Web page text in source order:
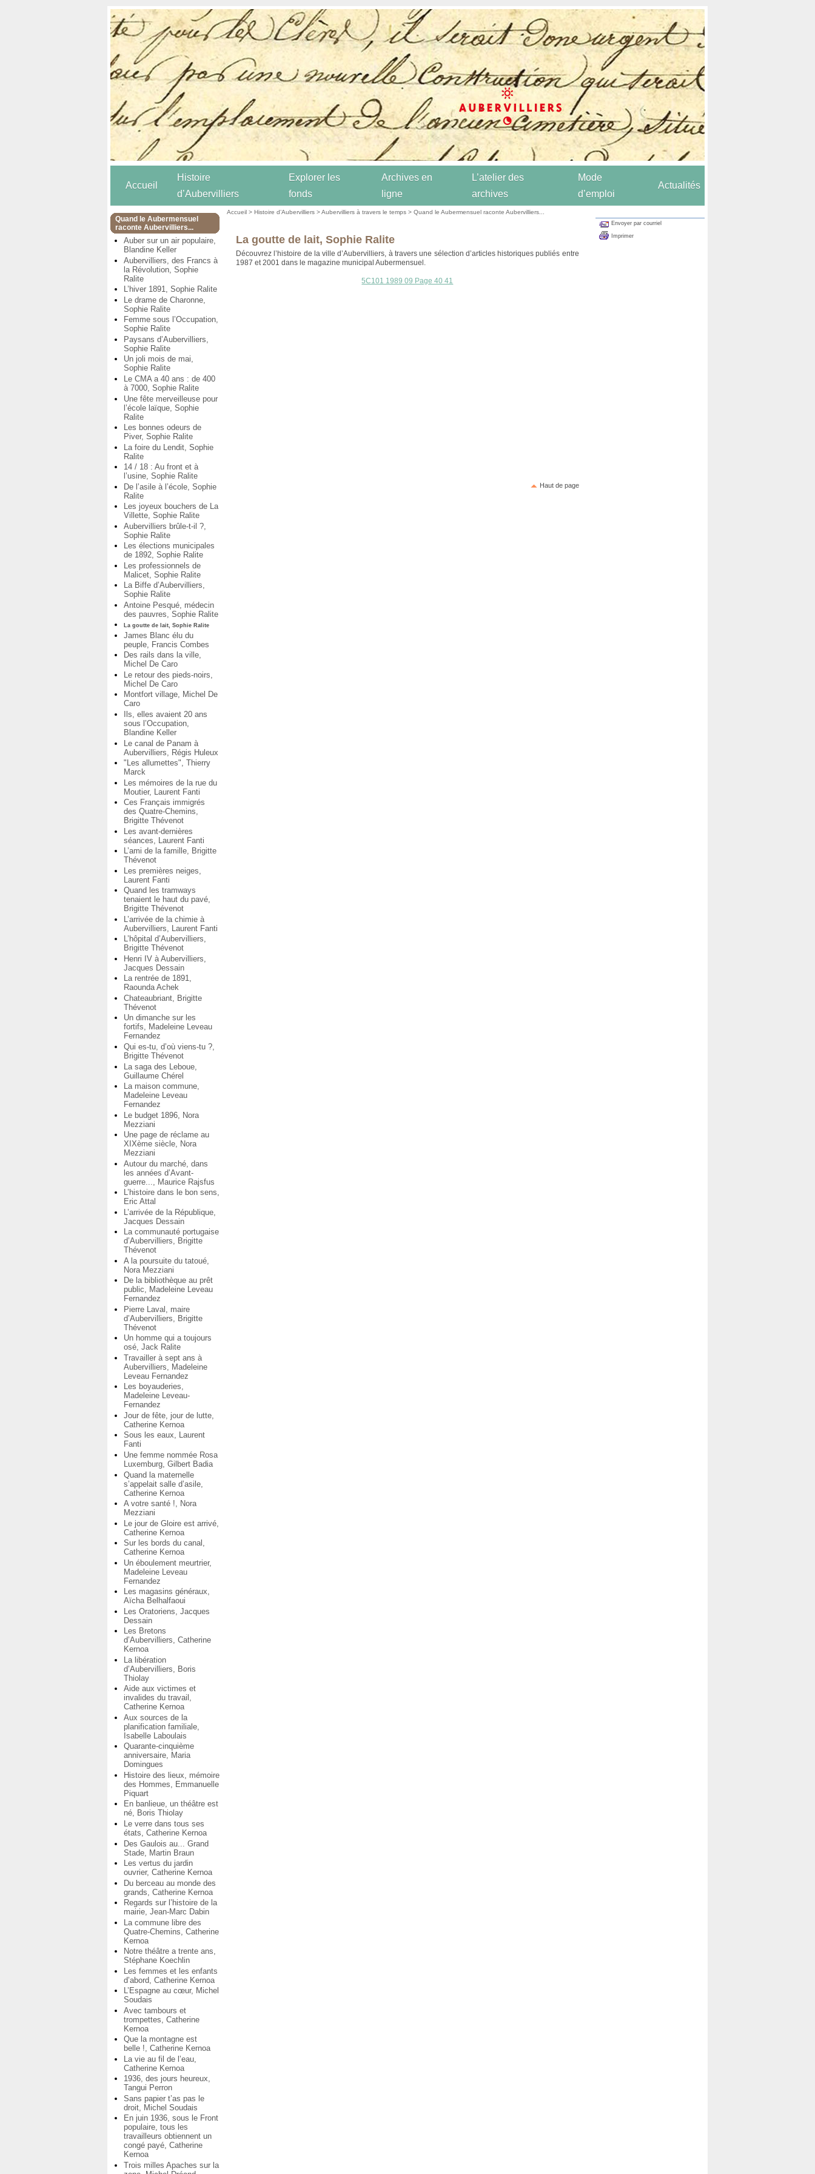
Accueil
Histoire
d’Aubervilliers
Explorer les
fonds
Archives en
ligne
L’atelier des
archives
Mode
d’emploi
Actualités
Quand le Aubermensuel
raconte Aubervilliers...
Auber sur un air populaire,
Blandine Keller
Aubervilliers, des Francs à
la Révolution, Sophie
Ralite
L’hiver 1891, Sophie Ralite
Le drame de Charonne,
Sophie Ralite
Femme sous l’Occupation,
Sophie Ralite
Paysans d’Aubervilliers,
Sophie Ralite
Un joli mois de mai,
Sophie Ralite
Le CMA a 40 ans : de 400
à 7000, Sophie Ralite
Une fête merveilleuse pour
l’école laïque, Sophie
Ralite
Les bonnes odeurs de
Piver, Sophie Ralite
La foire du Lendit, Sophie
Ralite
14 / 18 : Au front et à
l’usine, Sophie Ralite
De l’asile à l’école, Sophie
Ralite
Les joyeux bouchers de La
Villette, Sophie Ralite
Aubervilliers brûle-t-il ?,
Sophie Ralite
Les élections municipales
de 1892, Sophie Ralite
Les professionnels de
Malicet, Sophie Ralite
La Biffe d’Aubervilliers,
Sophie Ralite
Antoine Pesqué, médecin
des pauvres, Sophie Ralite
La goutte de lait, Sophie Ralite
James Blanc élu du
peuple, Francis Combes
Des rails dans la ville,
Michel De Caro
Le retour des pieds-noirs,
Michel De Caro
Montfort village, Michel De
Caro
Ils, elles avaient 20 ans
sous l’Occupation,
Blandine Keller
Le canal de Panam à
Aubervilliers, Régis Huleux
"Les allumettes", Thierry
Marck
Les mémoires de la rue du
Moutier, Laurent Fanti
Ces Français immigrés
des Quatre-Chemins,
Brigitte Thévenot
Les avant-dernières
séances, Laurent Fanti
L’ami de la famille, Brigitte
Thévenot
Les premières neiges,
Laurent Fanti
Quand les tramways
tenaient le haut du pavé,
Brigitte Thévenot
L’arrivée de la chimie à
Aubervilliers, Laurent Fanti
L’hôpital d’Aubervilliers,
Brigitte Thévenot
Henri IV à Aubervilliers,
Jacques Dessain
La rentrée de 1891,
Raounda Achek
Chateaubriant, Brigitte
Thévenot
Un dimanche sur les
fortifs, Madeleine Leveau
Fernandez
Qui es-tu, d’où viens-tu ?,
Brigitte Thévenot
La saga des Leboue,
Guillaume Chérel
La maison commune,
Madeleine Leveau
Fernandez
Le budget 1896, Nora
Mezziani
Une page de réclame au
XIXème siècle, Nora
Mezziani
Autour du marché, dans
les années d’Avant-
guerre..., Maurice Rajsfus
L’histoire dans le bon sens,
Eric Attal
L’arrivée de la République,
Jacques Dessain
La communauté portugaise
d’Aubervilliers, Brigitte
Thévenot
A la poursuite du tatoué,
Nora Mezziani
De la bibliothèque au prêt
public, Madeleine Leveau
Fernandez
Pierre Laval, maire
d’Aubervilliers, Brigitte
Thévenot
Un homme qui a toujours
osé, Jack Ralite
Travailler à sept ans à
Aubervilliers, Madeleine
Leveau Fernandez
Les boyauderies,
Madeleine Leveau-
Fernandez
Jour de fête, jour de lutte,
Catherine Kernoa
Sous les eaux, Laurent
Fanti
Une femme nommée Rosa
Luxemburg, Gilbert Badia
Quand la maternelle
s’appelait salle d’asile,
Catherine Kernoa
A votre santé !, Nora
Mezziani
Le jour de Gloire est arrivé,
Catherine Kernoa
Sur les bords du canal,
Catherine Kernoa
Un éboulement meurtrier,
Madeleine Leveau
Fernandez
Les magasins généraux,
Aïcha Belhalfaoui
Les Oratoriens, Jacques
Dessain
Les Bretons
d’Aubervilliers, Catherine
Kernoa
La libération
d’Aubervilliers, Boris
Thiolay
Aide aux victimes et
invalides du travail,
Catherine Kernoa
Aux sources de la
planification familiale,
Isabelle Laboulais
Quarante-cinquième
anniversaire, Maria
Domingues
Histoire des lieux, mémoire
des Hommes, Emmanuelle
Piquart
En banlieue, un théâtre est
né, Boris Thiolay
Le verre dans tous ses
états, Catherine Kernoa
Des Gaulois au... Grand
Stade, Martin Braun
Les vertus du jardin
ouvrier, Catherine Kernoa
Du berceau au monde des
grands, Catherine Kernoa
Regards sur l’histoire de la
mairie, Jean-Marc Dabin
La commune libre des
Quatre-Chemins, Catherine
Kernoa
Notre théâtre a trente ans,
Stéphane Koechlin
Les femmes et les enfants
d’abord, Catherine Kernoa
L’Espagne au cœur, Michel
Soudais
Avec tambours et
trompettes, Catherine
Kernoa
Que la montagne est
belle !, Catherine Kernoa
La vie au fil de l’eau,
Catherine Kernoa
1936, des jours heureux,
Tangui Perron
Sans papier t’as pas le
droit, Michel Soudais
En juin 1936, sous le Front
populaire, tous les
travailleurs obtiennent un
congé payé, Catherine
Kernoa
Trois milles Apaches sur la
Accueil >Histoire d’Aubervilliers>Aubervilliers à travers le temps >Quand le Aubermensuel raconte Aubervilliers...
La goutte de lait, Sophie Ralite
Découvrez l’histoire de la ville d’Aubervilliers, à travers une sélection d’articles historiques publiés entre
1987 et 2001 dans le magazine municipal Aubermensuel.
5C101 1989 09 Page 40 41
Haut de page
Envoyer par courriel
Imprimer